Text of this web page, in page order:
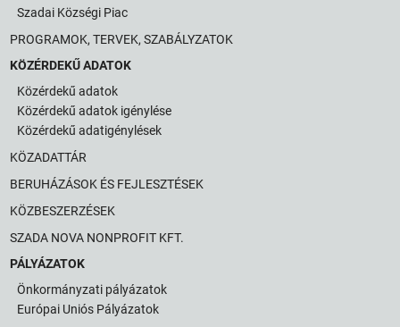
Szadai Községi Piac
PROGRAMOK, TERVEK, SZABÁLYZATOK
KÖZÉRDEKŰ ADATOK
Közérdekű adatok
Közérdekű adatok igénylése
Közérdekű adatigénylések
KÖZADATTÁR
BERUHÁZÁSOK ÉS FEJLESZTÉSEK
KÖZBESZERZÉSEK
SZADA NOVA NONPROFIT KFT.
PÁLYÁZATOK
Önkormányzati pályázatok
Európai Uniós Pályázatok